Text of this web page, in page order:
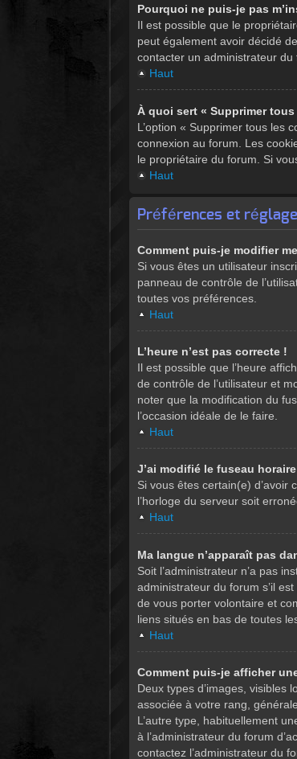
Pourquoi ne puis-je pas
Il est possible que le
peut également avoir décidé
contacter un administrateur du
Haut
À quoi sert « Supprimer
L’option « Supprimer tous les
connexion au forum. Les
le propriétaire du forum. Si
Haut
Préférences et
Comment puis-je modifier
Si vous êtes un utilisateur
panneau de contrôle de
toutes vos préférences.
Haut
L’heure n’est pas correcte !
Il est possible que l’heure
de contrôle de l’utilisateur et
noter que la modification du
l’occasion idéale de le faire.
Haut
J’ai modifié le fuseau
Si vous êtes certain(e) d’avoir
l’horloge du serveur soit
Haut
Ma langue n’apparaît pas
Soit l’administrateur n’a pas
administrateur du forum s’il
de vous porter volontaire et
liens situés en bas de toutes
Haut
Comment puis-je afficher
Deux types d’images, visibles
associée à votre rang,
L’autre type, habituellement
à l’administrateur du forum
contactez l’administrateur du